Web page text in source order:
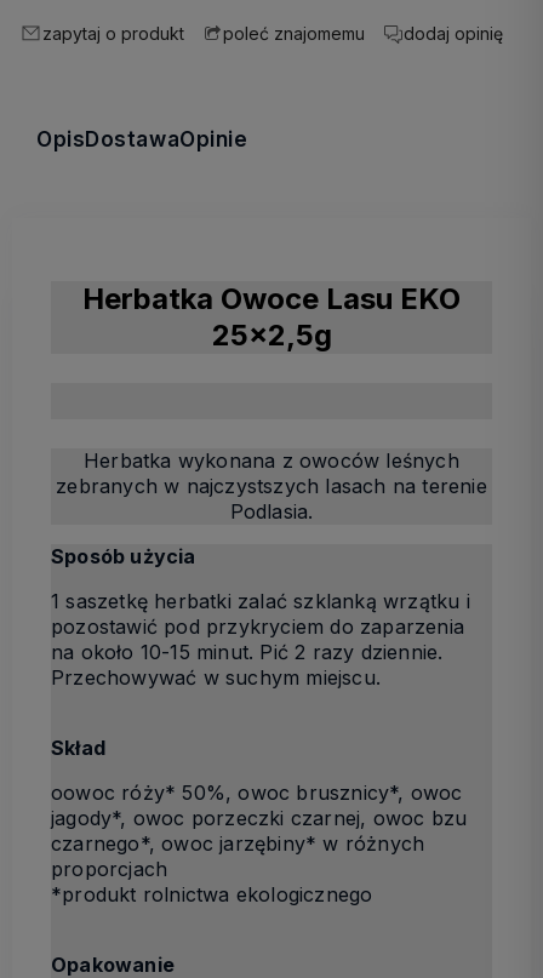
zapytaj o produkt poleć znajomemu dodaj opinię
OpisDostawaOpinie
Herbatka Owoce Lasu EKO
25x2,5g
Herbatka wykonana z owoców leśnych
zebranych w najczystszych lasach na terenie
Podlasia.
Sposób użycia
1 saszetkę herbatki zalać szklanką wrzątku i
pozostawić pod przykryciem do zaparzenia
na około 10-15 minut. Pić 2 razy dziennie.
Przechowywać w suchym miejscu.
Skład
oowoc róży* 50%, owoc brusznicy*, owoc
jagody*, owoc porzeczki czarnej, owoc bzu
czarnego*, owoc jarzębiny* w różnych
proporcjach
*produkt rolnictwa ekologicznego
Opakowanie